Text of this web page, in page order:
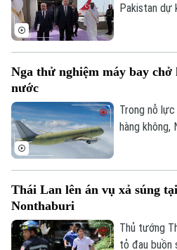
Chuyên mục
Thời sự
Pakistan dự
Nga thử nghiệm máy bay chở
nước
Trong nỗ
hàng không,
đầu tiên.
Thái Lan lên án vụ xả súng
Nonthaburi
Thủ tướng
tỏ đau buồn